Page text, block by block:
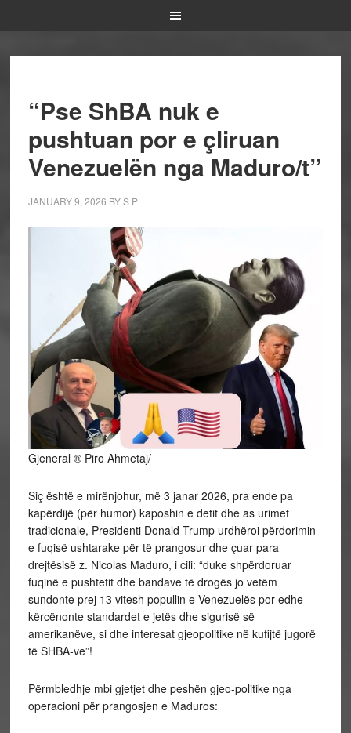
“Pse ShBA nuk e
pushtuan por e çliruan
Venezuelën nga Maduro/t”
JANUARY 9, 2026 BYS P
Gjeneral ® Piro Ahmetaj/
Siç është e mirënjohur, më 3 janar 2026, pra ende pa
kapërdijë (për humor) kaposhin e detit dhe as urimet
tradicionale, Presidenti Donald Trump urdhëroi përdorimin
e fuqisë ushtarake për të prangosur dhe çuar para
drejtësisë z. Nicolas Maduro, i cili: “duke shpërdoruar
fuqinë e pushtetit dhe bandave të drogës jo vetëm
sundonte prej 13 vitesh popullin e Venezuelës por edhe
kërcënonte standardet e jetës dhe sigurisë së
amerikanëve, si dhe interesat gjeopolitike në kufijtë jugorë
të SHBA-ve”!
Përmbledhje mbi gjetjet dhe peshën gjeo-politike nga
operacioni për prangosjen e Maduros: